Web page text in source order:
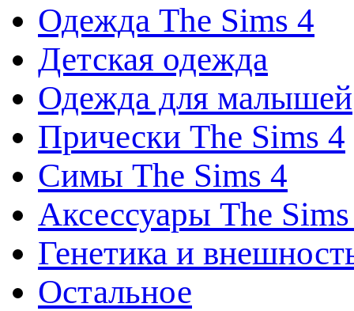
Одежда The Sims 4
Детская одежда
Одежда для малышей
Прически The Sims 4
Симы The Sims 4
Аксессуары The
Генетика и
Остальное